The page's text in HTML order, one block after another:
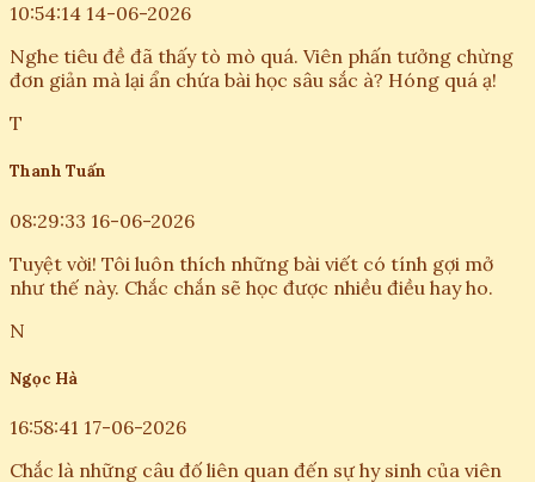
10:54:14 14-06-2026
Nghe tiêu đề đã thấy tò mò quá. Viên phấn tưởng chừng
đơn giản mà lại ẩn chứa bài học sâu sắc à? Hóng quá ạ!
T
Thanh Tuấn
08:29:33 16-06-2026
Tuyệt vời! Tôi luôn thích những bài viết có tính gợi mở
như thế này. Chắc chắn sẽ học được nhiều điều hay ho.
N
Ngọc Hà
16:58:41 17-06-2026
Chắc là những câu đố liên quan đến sự hy sinh của viên